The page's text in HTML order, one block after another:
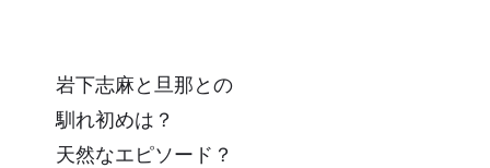
岩下志麻と旦那との
馴れ初めは？
天然なエピソード？